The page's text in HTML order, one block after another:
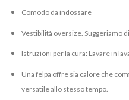
Comodo da indossare
Vestibilità oversize. Suggeriamo
Istruzioni per la cura: Lavare in
Una felpa offre sia calore che
versatile allo stesso tempo.